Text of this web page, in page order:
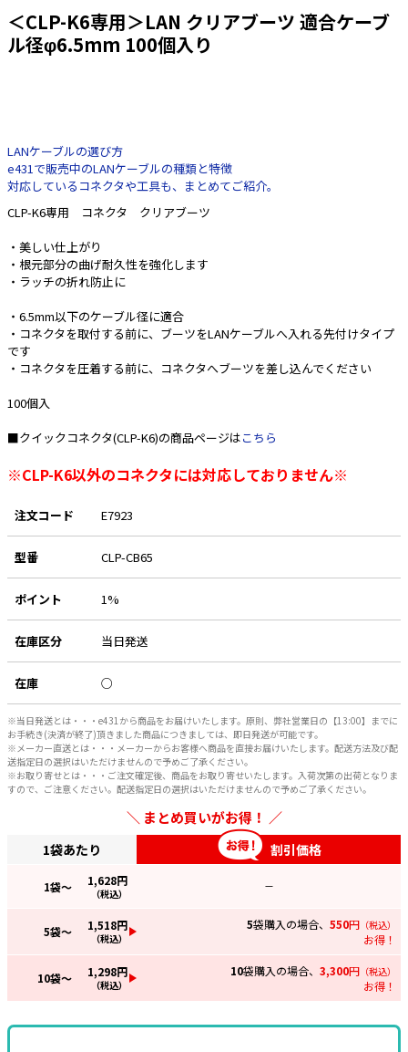
ボックス・ビニル電線管付属品・引き込
みカバー
工具関連
その他
e431オリジナル
暑さ対策
販売終了品
＜CLP-K6専用＞LAN クリアブーツ 適合ケーブ
ル径φ6.5mm 100個入り
LANケーブルの選び方
e431で販売中のLANケーブルの種類と特徴
対応しているコネクタや工具も、まとめてご紹介。
CLP-K6専用 コネクタ クリアブーツ
・美しい仕上がり
・根元部分の曲げ耐久性を強化します
・ラッチの折れ防止に
・6.5mm以下のケーブル径に適合
・コネクタを取付する前に、ブーツをLANケーブルへ入れる先付けタイプ
です
・コネクタを圧着する前に、コネクタへブーツを差し込んでください
100個入
■クイックコネクタ(CLP-K6)の商品ページはこちら
※CLP-K6以外のコネクタには対応しておりません※
注文コード E7923
型番 CLP-CB65
ポイント 1%
在庫区分 当日発送
在庫 ○
※当日発送とは・・・e431から商品をお届けいたします。原則、弊社営業日の【13:00】までに
お手続き(決済が終了)頂きました商品につきましては、即日発送が可能です。
※メーカー直送とは・・・メーカーからお客様へ商品を直接お届けいたします。配送方法及び配
送指定日の選択はいただけませんので予めご了承ください。
※お取り寄せとは・・・ご注文確定後、商品をお取り寄せいたします。入荷次第の出荷となりま
すので、ご注意ください。配送指定日の選択はいただけませんので予めご了承ください。
まとめ買いがお得！
1袋あたり 割引価格
1袋～ 1,628円
（税込）
—
5袋～ 1,518円
（税込）
5袋購入の場合、 550円 （税込）
お得！
10袋～ 1,298円
（税込）
10袋購入の場合、 3,300円 （税込）
お得！